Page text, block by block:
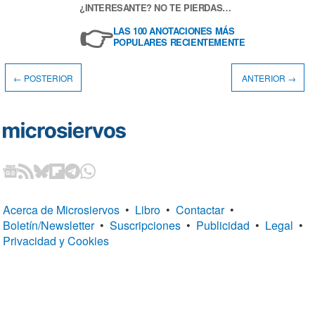
¿INTERESANTE? NO TE PIERDAS…
👉LAS 100 ANOTACIONES MÁS
POPULARES RECIENTEMENTE
← POSTERIOR ANTERIOR →
Acerca de Microsiervos • Libro • Contactar •
Boletín/Newsletter • Suscripciones • Publicidad • Legal •
Privacidad y Cookies